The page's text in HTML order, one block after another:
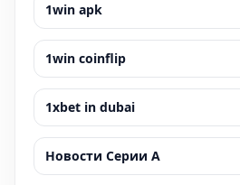
1win apk
1win coinflip
1xbet in dubai
Новости Серии А